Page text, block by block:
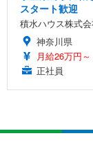
スタート歓迎
積水ハウス株式
神奈川県
月給26万円～
正社員